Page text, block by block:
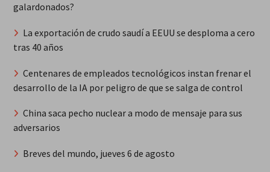
galardonados?
La exportación de crudo saudí a EEUU se desploma a cero
tras 40 años
Centenares de empleados tecnológicos instan frenar el
desarrollo de la IA por peligro de que se salga de control
China saca pecho nuclear a modo de mensaje para sus
adversarios
Breves del mundo, jueves 6 de agosto